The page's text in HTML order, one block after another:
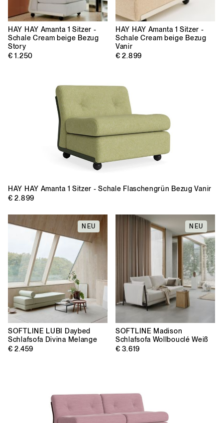
HAY HAY Amanta 1 Sitzer -
Schale Cream beige Bezug
Story
€ 1.250
HAY HAY Amanta 1 Sitzer -
Schale Cream beige Bezug
Vanir
€ 2.899
HAY HAY Amanta 1 Sitzer - Schale Flaschengrün Bezug Vanir
€ 2.899
NEU
SOFTLINE LUBI Daybed
Schlafsofa Divina Melange
€ 2.459
NEU
SOFTLINE Madison
Schlafsofa Wollbouclé Weiß
€ 3.619